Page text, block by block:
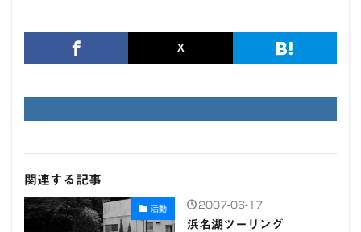
関連する記事
活動 2007-06-17
浜名湖ツーリング